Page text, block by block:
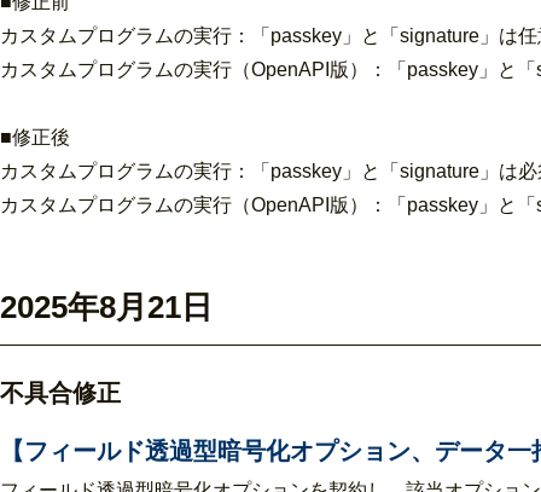
カスタムプログラムの実行：「passkey」と「signature」は任
カスタムプログラムの実行（OpenAPI版）：「passkey」と
■修正後
カスタムプログラムの実行：「passkey」と「signature」は必
カスタムプログラムの実行（OpenAPI版）：「passkey」と
2025年8月21日
不具合修正
【フィールド透過型暗号化オプション、データ一